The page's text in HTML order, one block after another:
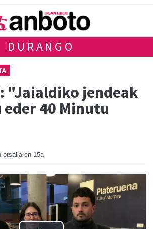
DURANGO
"Jaialdiko jendeak
eder 40 Minutu
otsailaren 15a